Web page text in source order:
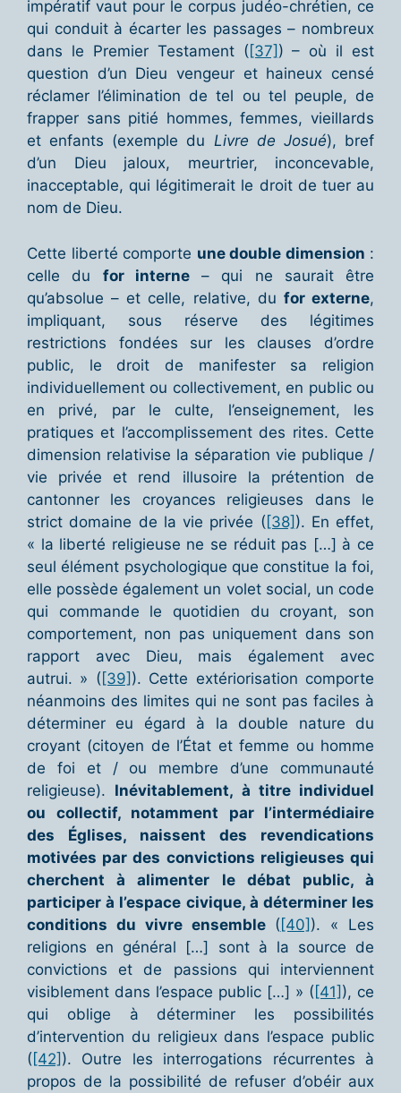
impératif vaut pour le corpus judéo-chrétien, ce
qui conduit à écarter les passages – nombreux
dans le Premier Testament ( [37] ) – où il est
question d’un Dieu vengeur et haineux censé
réclamer l’élimination de tel ou tel peuple, de
frapper sans pitié hommes, femmes, vieillards
et enfants (exemple du Livre de Josué), bref
d’un Dieu jaloux, meurtrier, inconcevable,
inacceptable, qui légitimerait le droit de tuer au
nom de Dieu.
Cette liberté comporte une double dimension :
celle du for interne– qui ne saurait être
qu’absolue – et celle, relative, du for externe,
impliquant, sous réserve des légitimes
restrictions fondées sur les clauses d’ordre
public, le droit de manifester sa religion
individuellement ou collectivement, en public ou
en privé, par le culte, l’enseignement, les
pratiques et l’accomplissement des rites. Cette
dimension relativise la séparation vie publique /
vie privée et rend illusoire la prétention de
cantonner les croyances religieuses dans le
strict domaine de la vie privée ([38] ). En effet,
« la liberté religieuse ne se réduit pas […] à ce
seul élément psychologique que constitue la foi,
elle possède également un volet social, un code
qui commande le quotidien du croyant, son
comportement, non pas uniquement dans son
rapport avec Dieu, mais également avec
autrui. » ([39] ). Cette extériorisation comporte
néanmoins des limites qui ne sont pas faciles à
déterminer eu égard à la double nature du
croyant (citoyen de l’État et femme ou homme
de foi et / ou membre d’une communauté
religieuse). Inévitablement, à titre individuel
ou collectif, notamment par l’intermédiaire
des Églises, naissent des revendications
motivées par des convictions religieuses qui
cherchent à alimenter le débat public, à
participer à l’espace civique, à déterminer les
conditions du vivre ensemble([40] ). « Les
religions en général […] sont à la source de
convictions et de passions qui interviennent
visiblement dans l’espace public […] » ([41] ), ce
qui oblige à déterminer les possibilités
d’intervention du religieux dans l’espace public
([42] ). Outre les interrogations récurrentes à
propos de la possibilité de refuser d’obéir aux